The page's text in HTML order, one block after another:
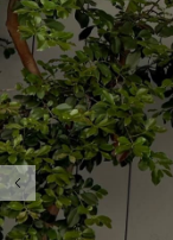
前の画像